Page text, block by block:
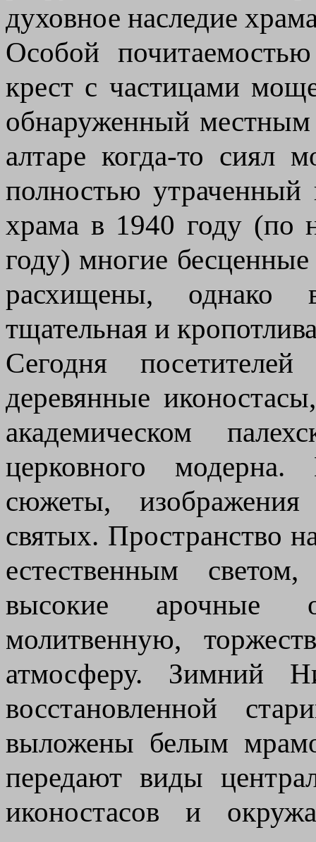
духовное наследие
Особой
крест с частицами
обнаруженный
алтаре когда-то сиял
полностью
храма в 1940 году
году) многие
расхищены, однако
тщательная и
Сегодня посетителей
деревянные
академическом
церковного
сюжеты,
святых. Пространство
естественным
высокие арочные
молитвенную,
атмосферу. Зимний
восстановленной
выложены белым
передают виды
иконостасов и